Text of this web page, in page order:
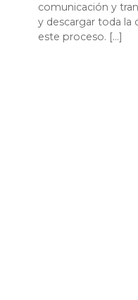
comunicación y
y descargar toda la
este proceso. […]